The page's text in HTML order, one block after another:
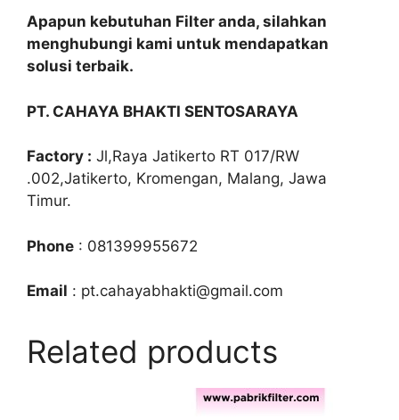
Apapun kebutuhan Filter anda, silahkan
menghubungi kami untuk mendapatkan
solusi terbaik.
PT. CAHAYA BHAKTI SENTOSARAYA
Factory : Jl,Raya Jatikerto RT 017/RW
.002,Jatikerto, Kromengan, Malang, Jawa
Timur.
Phone : 081399955672
Email : pt.cahayabhakti@gmail.com
Related products